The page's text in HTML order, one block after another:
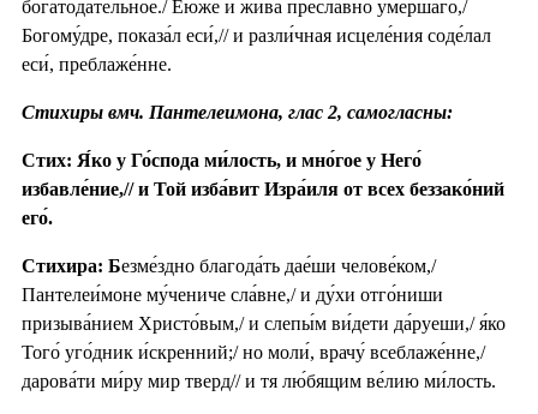
богатода́тельное./ Е́юже и жи́ва пресла́вно уме́ршаго,/
Богому́дре, показа́л еси́,// и разли́чная исцеле́ния соде́лал
еси́, преблаже́нне.
Стихиры вмч. Пантелеимона, глас 2, самогласны:
Стих: Я́ко у Го́спода ми́лость, и мно́гое у Него́
избавле́ние,// и Той изба́вит Изра́иля от всех беззако́ний
его́.
Стихира: Безме́здно благода́ть дае́ши челове́ком,/
Пантелеи́моне му́чениче сла́вне,/ и ду́хи отго́ниши
призыва́нием Христо́вым,/ и слепы́м ви́дети да́руеши,/ я́ко
Того́ уго́дник и́скренний;/ но моли́, врачу́ всеблаже́нне,/
дарова́ти ми́ру мир тверд// и тя лю́бящим ве́лию ми́лость.